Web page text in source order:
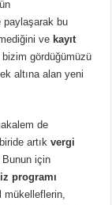
paylaşarak bu
ve kayıt
gördüğümüzü
altına alan yeni
de
artık vergi
Bunun için
programı
mükelleflerin,